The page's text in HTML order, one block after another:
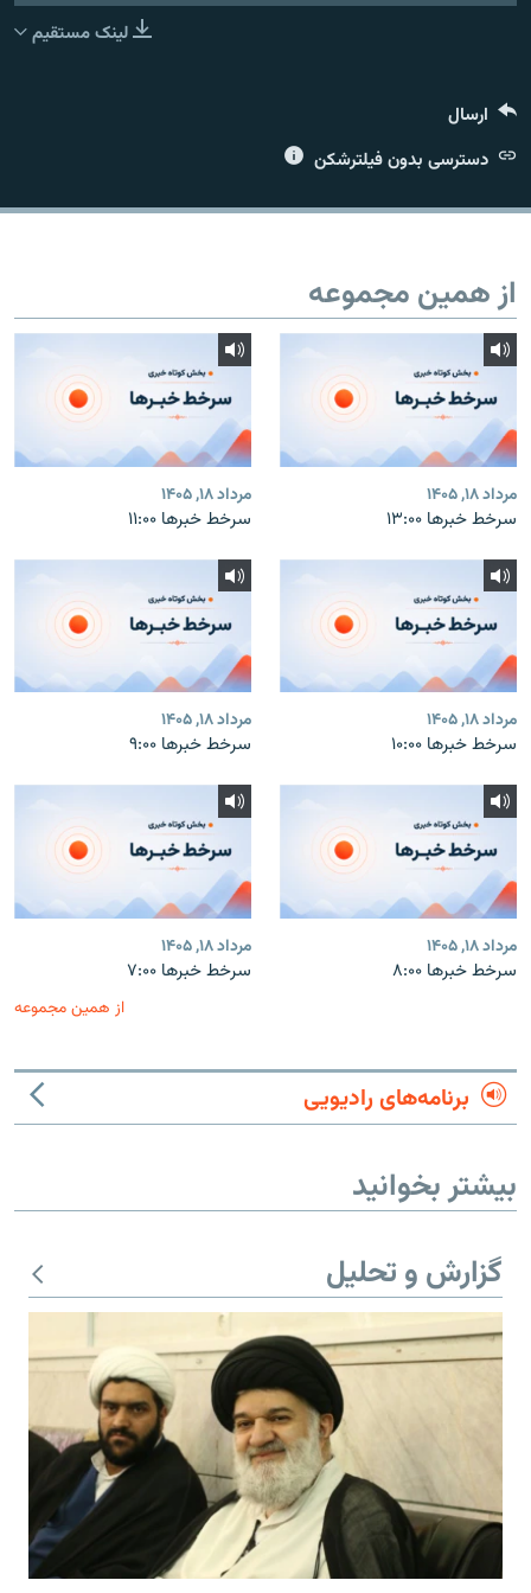
لینک مستقیم
ارسال
دسترسی بدون فیلترشکن
از همین مجموعه
مرداد ۱۸, ۱۴۰۵
سرخط خبرها ۱۳:۰۰
مرداد ۱۸, ۱۴۰۵
سرخط خبرها ۱۱:۰۰
مرداد ۱۸, ۱۴۰۵
سرخط خبرها ۱۰:۰۰
مرداد ۱۸, ۱۴۰۵
سرخط خبرها ۹:۰۰
مرداد ۱۸, ۱۴۰۵
سرخط خبرها ۸:۰۰
مرداد ۱۸, ۱۴۰۵
سرخط خبرها ۷:۰۰
از همین مجموعه
برنامه‌های رادیویی
بیشتر بخوانید
گزارش و تحلیل